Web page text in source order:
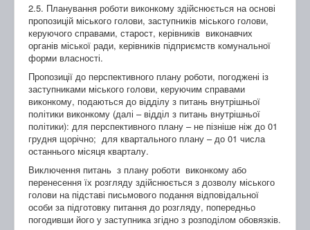
2.5. Планування роботи виконкому здійснюється на основі
пропозицій міського голови, заступників міського голови,
керуючого справами, старост, керівників виконавчих
органів міської ради, керівників підприємств комунальної
форми власності.
Пропозиції до перспективного плану роботи, погоджені із
заступниками міського голови, керуючим справами
виконкому, подаються до відділу з питань внутрішньої
політики виконкому (далі – відділ з питань внутрішньої
політики): для перспективного плану – не пізніше ніж до 01
грудня щорічно; для квартального плану – до 01 числа
останнього місяця кварталу.
Виключення питань з плану роботи виконкому або
перенесення їх розгляду здійснюється з дозволу міського
голови на підставі письмового подання відповідальної
особи за підготовку питання до розгляду, попередньо
погодивши його у заступника згідно з розподілом обовязків.